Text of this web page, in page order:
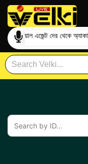
অফিশিয়াল এজেন্ট দের থেকে